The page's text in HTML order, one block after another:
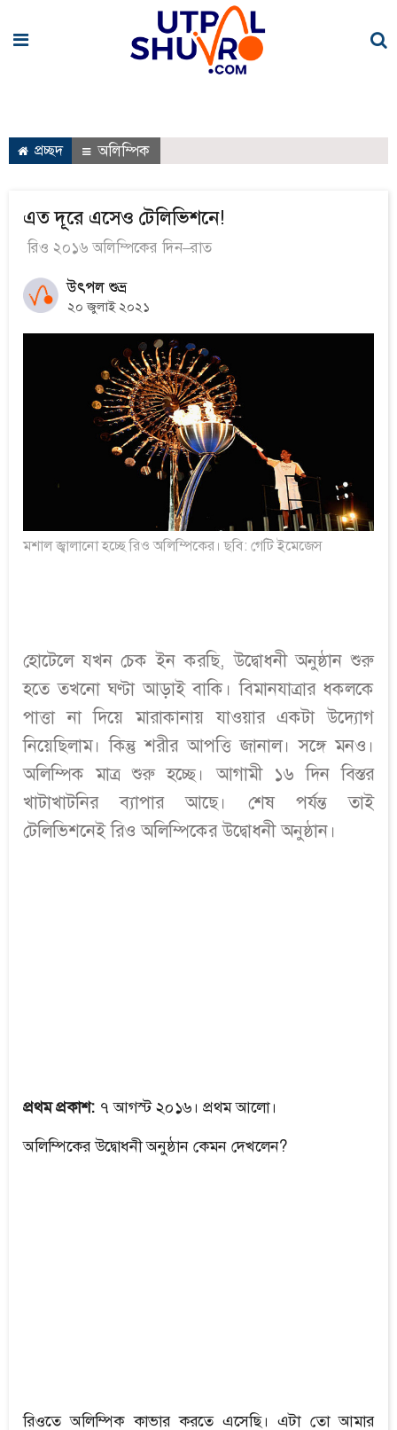
প্রচ্ছদ অলিম্পিক
এত দূরে এসেও টেলিভিশনে!
রিও ২০১৬ অলিম্পিকের দিন–রাত
উৎপল শুভ্র
২০ জুলাই ২০২১
মশাল জ্বালানো হচ্ছে রিও অলিম্পিকের। ছবি: গেটি ইমেজেস
হোটেলে যখন চেক ইন করছি, উদ্বোধনী অনুষ্ঠান শুরু
হতে তখনো ঘণ্টা আড়াই বাকি। বিমানযাত্রার ধকলকে
পাত্তা না দিয়ে মারাকানায় যাওয়ার একটা উদ্যোগ
নিয়েছিলাম। কিন্তু শরীর আপত্তি জানাল। সঙ্গে মনও।
অলিম্পিক মাত্র শুরু হচ্ছে। আগামী ১৬ দিন বিস্তর
খাটাখাটনির ব্যাপার আছে। শেষ পর্যন্ত তাই
টেলিভিশনেই রিও অলিম্পিকের উদ্বোধনী অনুষ্ঠান।
প্রথম প্রকাশ: ৭ আগস্ট ২০১৬। প্রথম আলো।
অলিম্পিকের উদ্বোধনী অনুষ্ঠান কেমন দেখলেন?
রিওতে অলিম্পিক কাভার করতে এসেছি। এটা তো আমার